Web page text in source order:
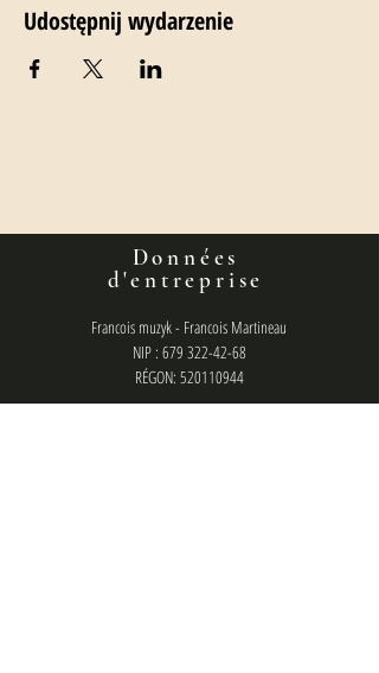
Udostępnij wydarzenie
Données
d'entreprise
Francois muzyk - Francois Martineau
NIP : 679 322-42-68
RÉGON: 520110944